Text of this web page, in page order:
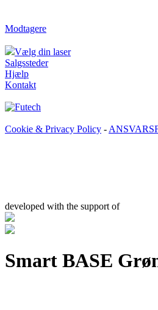
Modtagere
Vælg din laser
Salgssteder
Hjælp
Kontakt
Cookie & Privacy Policy -
developed with the support of
Smart BASE